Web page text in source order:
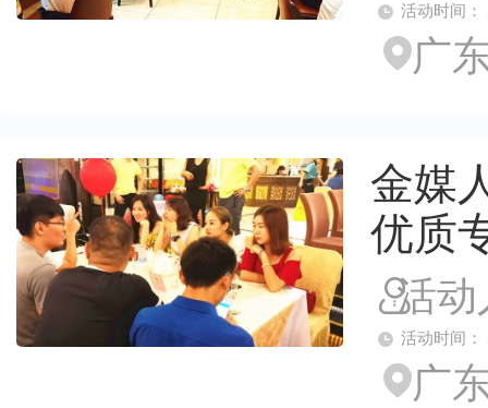
活动时间：
广
金媒
优质
活
活动时间：
广